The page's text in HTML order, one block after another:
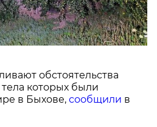
обстоятельства
которых были
в Быхове,сообщили в